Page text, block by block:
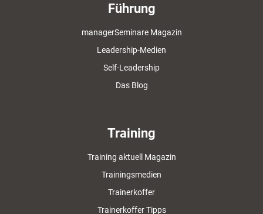
Führung
managerSeminare Magazin
Leadership-Medien
Self-Leadership
Das Blog
Training
Training aktuell Magazin
Trainingsmedien
Trainerkoffer
Trainerkoffer Tipps